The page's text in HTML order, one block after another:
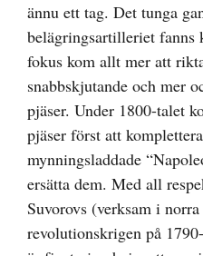
ännu ett tag. Det tunga
belägringsartilleriet fanns
fokus kom allt mer att
snabbskjutande och mer
pjäser. Under 1800-talet
pjäser först att
mynningsladdade
ersätta dem. Med all
Suvorovs (verksam i
revolutionskrigen på